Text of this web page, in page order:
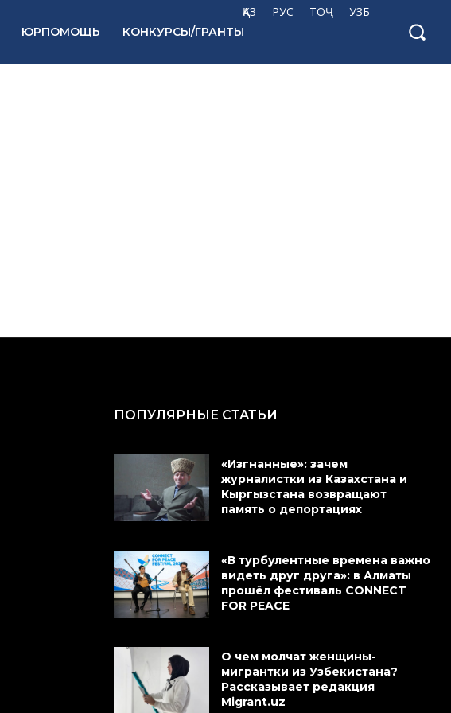
ҚАЗ РУС ТОҶ УЗБ
ЮРПОМОЩЬ КОНКУРСЫ/ГРАНТЫ
ПОПУЛЯРНЫЕ СТАТЬИ
«Изгнанные»: зачем
журналистки из Казахстана и
Кыргызстана возвращают
память о депортациях
«В турбулентные времена важно
видеть друг друга»: в Алматы
прошёл фестиваль CONNECT
FOR PEACE
О чем молчат женщины-
мигрантки из Узбекистана?
Рассказывает редакция
Migrant.uz